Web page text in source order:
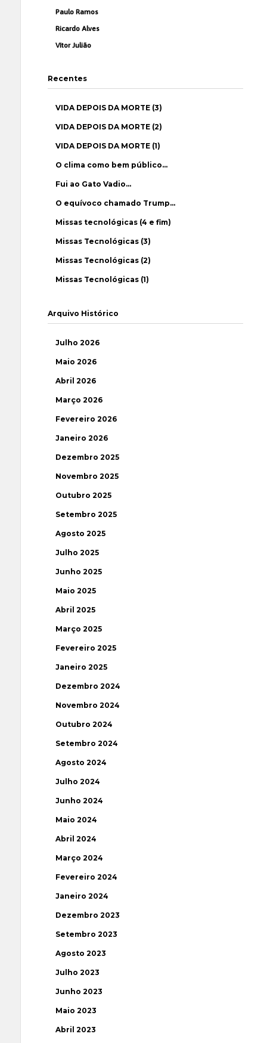
Paulo Ramos
Ricardo Alves
Vítor Julião
Recentes
VIDA DEPOIS DA MORTE (3)
VIDA DEPOIS DA MORTE (2)
VIDA DEPOIS DA MORTE (1)
O clima como bem público…
Fui ao Gato Vadio…
O equívoco chamado Trump…
Missas tecnológicas (4 e fim)
Missas Tecnológicas (3)
Missas Tecnológicas (2)
Missas Tecnológicas (1)
Arquivo Histórico
Julho 2026
Maio 2026
Abril 2026
Março 2026
Fevereiro 2026
Janeiro 2026
Dezembro 2025
Novembro 2025
Outubro 2025
Setembro 2025
Agosto 2025
Julho 2025
Junho 2025
Maio 2025
Abril 2025
Março 2025
Fevereiro 2025
Janeiro 2025
Dezembro 2024
Novembro 2024
Outubro 2024
Setembro 2024
Agosto 2024
Julho 2024
Junho 2024
Maio 2024
Abril 2024
Março 2024
Fevereiro 2024
Janeiro 2024
Dezembro 2023
Setembro 2023
Agosto 2023
Julho 2023
Junho 2023
Maio 2023
Abril 2023